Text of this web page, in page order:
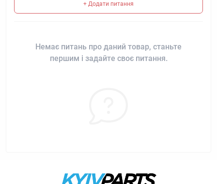
+ Додати питання
Немає питань про даний товар, станьте
першим і задайте своє питання.